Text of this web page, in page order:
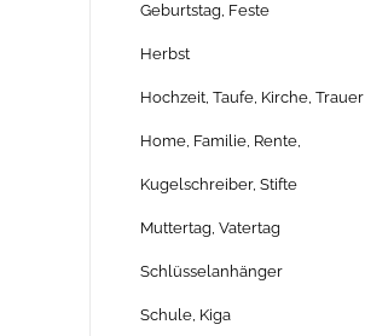
Geburtstag, Feste
Herbst
Hochzeit, Taufe, Kirche, Trauer
Home, Familie, Rente,
Kugelschreiber, Stifte
Muttertag, Vatertag
Schlüsselanhänger
Schule, Kiga